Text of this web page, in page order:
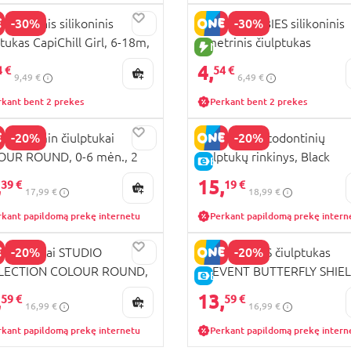
-30%
PREKĖ
dinaminis silikoninis
CapiChill Girl, 6-18m,
22/933girl
€
9,49 €
bent 2 prekes
-30%
NAUJA PREKĖ
CANPOL BABIES silikoninis
simetrinis čiulptukas
LoveMum&Dad, 6-18m, 2
34/940
4,54 €
6,49 €
Perkant bent 2 prekes
-20%
x Moomin čiulptukai
ROUND, 0-6 mėn., 2
ivory mix
39 €
17,99 €
papildomą prekę internetu
-20%
E-KAINA
HEORSHE ortodontinių
čiulptukų rinkinys, Black
15,19 €
18,99 €
Perkant papildomą prekę
-20%
čiulptukai STUDIO
COLOUR ROUND,
2 vnt., Bumblebee
mix
59 €
16,99 €
papildomą prekę internetu
-20%
E-KAINA
DR. BROWNS čiulptukas
PREVENT BUTTERFLY
mėlynas, 0-6 mėn., 2 vnt.,
PV12402-SPX
13,59 €
16,99 €
Perkant papildomą prekę